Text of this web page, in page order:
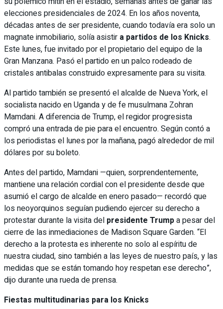
elecciones presidenciales de 2024. En los años noventa,
décadas antes de ser presidente, cuando todavía era solo un
magnate inmobiliario, solía asistir a partidos de los Knicks.
Este lunes, fue invitado por el propietario del equipo de la
Gran Manzana. Pasó el partido en un palco rodeado de
cristales antibalas construido expresamente para su visita.
Al partido también se presentó el alcalde de Nueva York, el
socialista nacido en Uganda y de fe musulmana Zohran
Mamdani. A diferencia de Trump, el regidor progresista
compró una entrada de pie para el encuentro. Según contó a
los periodistas el lunes por la mañana, pagó alrededor de mil
dólares por su boleto.
Antes del partido, Mamdani —quien, sorprendentemente,
mantiene una relación cordial con el presidente desde que
asumió el cargo de alcalde en enero pasado— recordó que
los neoyorquinos seguían pudiendo ejercer su derecho a
protestar durante la visita del presidente Trumpa pesar del
cierre de las inmediaciones de Madison Square Garden. “El
derecho a la protesta es inherente no solo al espíritu de
nuestra ciudad, sino también a las leyes de nuestro país, y las
medidas que se están tomando hoy respetan ese derecho”,
dijo durante una rueda de prensa.
Fiestas multitudinarias para los Knicks